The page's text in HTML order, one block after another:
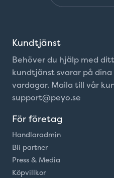
Kundtjänst
Behöver du hjälp med
kundtjänst svarar på
vardagar. Maila till vår
support@peyo.se
För företag
Handlaradmin
Bli partner
Press & Media
Köpvillkor